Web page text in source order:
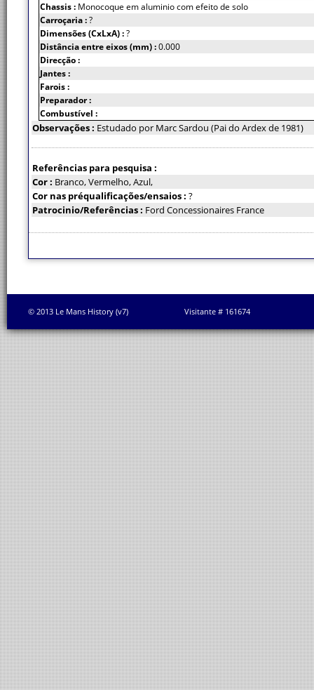
Chassis : Monocoque em aluminio com efeito de solo
Carroçaria :?
Dimensões (CxLxA) :?
Distância entre eixos (mm) :0.000
Direcção :
Jantes :
Farois :
Preparador :
Combustível :
Observações : Estudado por Marc Sardou (Pai do Ardex de 1981)
Referências para pesquisa :
Cor : Branco, Vermelho, Azul,
Cor nas préqualificações/ensaios : ?
Patrocinio/Referências : Ford Concessionaires France
© 2013 Le Mans History (v7) Visitante # 161674